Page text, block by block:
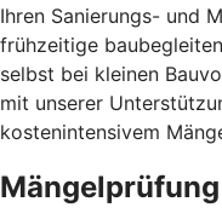
Ihren Sanierungs- und
frühzeitige
selbst bei kleinen
mit unserer
kostenintensivem
Mängelprüfung